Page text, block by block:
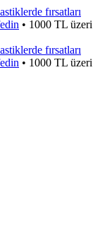
fırsatları
• 1000 TL üzeri
fırsatları
• 1000 TL üzeri